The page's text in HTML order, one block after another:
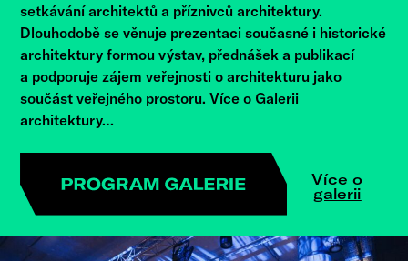
setkávání architektů a příznivců architektury.
Dlouhodobě se věnuje prezentaci současné i historické
architektury formou výstav, přednášek a publikací
a podporuje zájem veřejnosti o architekturu jako
součást veřejného prostoru. Více o Galerii
architektury…
Více o
galerii